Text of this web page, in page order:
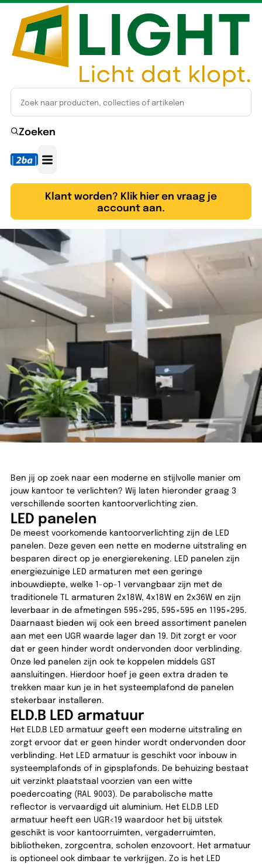
Zoeken
Klant worden? Klik hier en vraag je
account aan.
Terug naar overzicht
3 soorten
kantoorverlichting
04 maart 2026 2 minuten leestijd
Geschreven door Frank van den Berg
Ben jij op zoek naar een moderne en stijlvolle manier om
jouw kantoor te verlichten? Wij laten hieronder graag 3
verschillende soorten kantoorverlichting zien.
LED panelen
De meest voorkomende kantoorverlichting zijn de LED
panelen. Deze geven een nette en moderne uitstraling en
besparen direct op je energierekening. LED panelen zijn
energiezuinige LED armaturen met een geringe
inbouwdiepte, welke 1-op-1 vervangbaar zijn met de
traditionele TL armaturen 2x18W, 4x18W en 2x36W en zijn
leverbaar in de afmetingen 595×295, 595×595 en 1195×295.
Daarnaast bieden wij ook een breed assortiment panelen
aan met een UGR waarde lager dan 19. Dit zorgt er voor
dat er geen hinder wordt ondervonden door verblinding.
Onze led panelen zijn ook te koppelen middels GST
aansluitingen. Hierdoor hoef je geen extra draden te
trekken maar kun je in het systeemplafond de panelen
stekerbaar installeren.
ELD.B LED armatuur
Het ELD.B LED armatuur geeft een moderne uitstraling en
zorgt ervoor dat er geen hinder wordt ondervonden door
verblinding. Het LED armatuur is geschikt voor inbouw in
systeemplafonds of in gipsplafonds. De behuizing bestaat
uit verzinkt plaatstaal voorzien van een witte
poedercoating (RAL 9003). De parabolische matte
reflector is vervaardigd uit aluminium. Het ELD.B LED
armatuur heeft een UGR<19 waardoor het bij uitstek
geschikt is voor kantoorruimten, vergaderruimten,
bibliotheken, zorgcentra, scholen enzovoort. Het armatuur
is optioneel ook dimbaar te verkrijgen. Zo is het LED